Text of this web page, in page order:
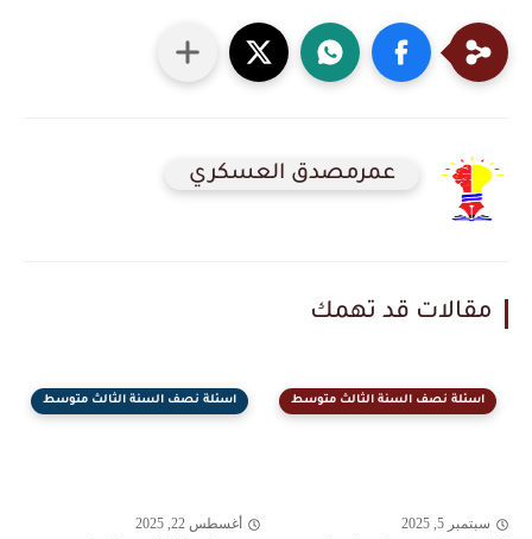
عمرمصدق العسكري
مقالات قد تهمك
اسئلة نصف السنة الثالث متوسط
سبتمبر 5, 2025
اسئلة نصف السنة الثالث متوسط
أغسطس 22, 2025